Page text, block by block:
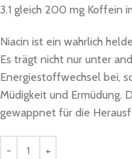
3.1 gleich 200 mg Koffein
Niacin ist ein wahrlich
Es trägt nicht nur unter
Energiestoffwechsel bei,
Müdigkeit und Ermüdung.
gewappnet für die